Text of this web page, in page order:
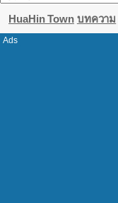
HuaHin Town บทความ